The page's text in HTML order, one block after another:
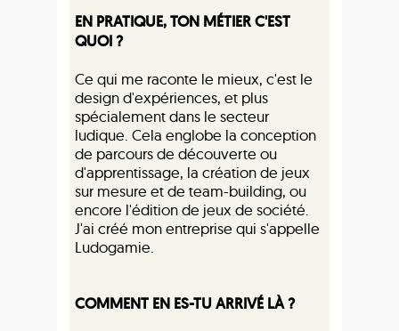
EN PRATIQUE, TON MÉTIER C'EST
QUOI ?
Ce qui me raconte le mieux, c'est le
design d'expériences, et plus
spécialement dans le secteur
ludique. Cela englobe la conception
de parcours de découverte ou
d'apprentissage, la création de jeux
sur mesure et de team-building, ou
encore l'édition de jeux de société.
J'ai créé mon entreprise qui s'appelle
Ludogamie.
COMMENT EN ES-TU ARRIVÉ LÀ ?